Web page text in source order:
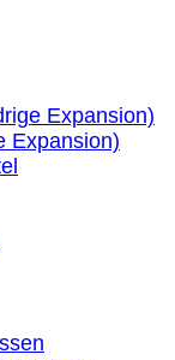
Expansion)
Expansion)